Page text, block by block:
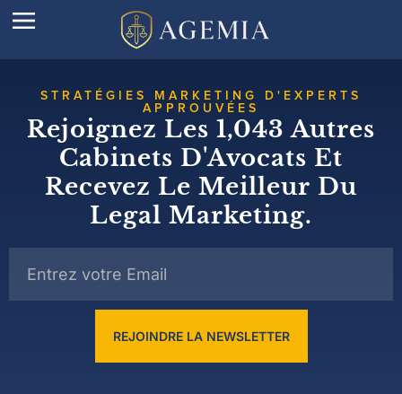
STRATÉGIES MARKETING D'EXPERTS
APPROUVÉES
Rejoignez Les 1,043 Autres
Cabinets D'Avocats Et
Recevez Le Meilleur Du
Legal Marketing.
REJOINDRE LA NEWSLETTER